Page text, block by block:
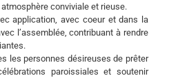
conviviale et rieuse.
application, avec coeur et dans la
l’assemblée, contribuant à rendre
les personnes désireuses de prêter
paroissiales et soutenir